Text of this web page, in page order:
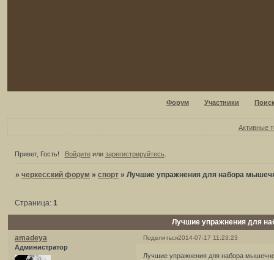
Форум Участники
Активные
Привет, Гость! Войдитеили зарегистрируйтесь.
»черкесский форум »спорт »Лучшие упражнения для набора
Лучшие упражнения для
Страница:1
Поделиться2014-07-17 11:23:23
amadeya
Администратор
Лучшие упражнения для набора